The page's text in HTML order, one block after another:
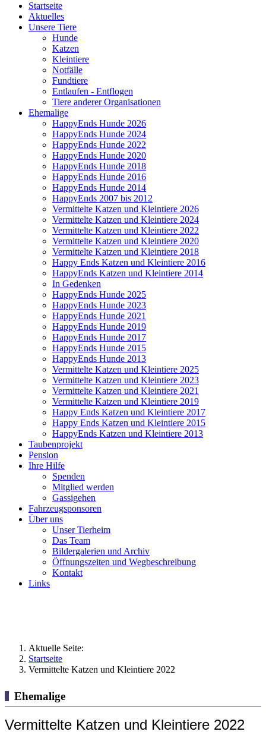
Startseite
Aktuelles
Unsere Tiere
Hunde
Katzen
Kleintiere
Notfälle
Fundtiere
Entlaufen - Entflogen
Tiere anderer Organisationen
Ehemalige
HappyEnds Hunde 2026
HappyEnds Hunde 2024
HappyEnds Hunde 2022
HappyEnds Hunde 2020
HappyEnds Hunde 2018
HappyEnds Hunde 2016
HappyEnds Hunde 2014
HappyEnds 2007 bis 2012
Vermittelte Katzen und Kleintiere 2026
Vermittelte Katzen und Kleintiere 2024
Vermittelte Katzen und Kleintiere 2022
Vermittelte Katzen und Kleintiere 2020
Vermittelte Katzen und Kleintiere 2018
Happy Ends Katzen und Kleintiere 2016
HappyEnds Katzen und Kleintiere 2014
In Gedenken
HappyEnds Hunde 2025
HappyEnds Hunde 2023
HappyEnds Hunde 2021
HappyEnds Hunde 2019
HappyEnds Hunde 2017
HappyEnds Hunde 2015
HappyEnds Hunde 2013
Vermittelte Katzen und Kleintiere 2025
Vermittelte Katzen und Kleintiere 2023
Vermittelte Katzen und Kleintiere 2021
Vermittelte Katzen und Kleintiere 2019
Happy Ends Katzen und Kleintiere 2017
Happy Ends Katzen und Kleintiere 2015
HappyEnds Katzen und Kleintiere 2013
Taubenprojekt
Pension
Ihre Hilfe
Spenden
Mitglied werden
Gassigehen
Fahrzeugsponsoren
Über uns
Unser Tierheim
Das Team
Bildergalerien und Archiv
Öffnungszeiten und Wegbeschreibung
Kontakt
Links
Aktuelle Seite:
Startseite
Vermittelte Katzen und Kleintiere 2022
Ehemalige
Vermittelte Katzen und Kleintiere 2022